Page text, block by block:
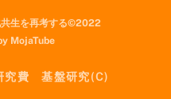
生を再考する©2022
MojaTube
究費 基盤研究(C)